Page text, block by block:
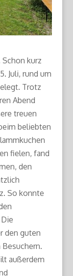
kurz
Juli, rund um
Trotz
Abend
treuen
beliebten
fielen, fand
den
So konnte
den guten
außerdem